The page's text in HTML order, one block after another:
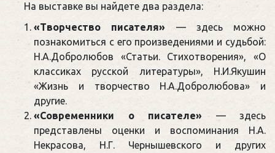
На выставке вы найдете два раздела:
«Творчество писателя» — здесь можно
познакомиться с его произведениями и судьбой:
Н.А.Добролюбов «Статьи. Стихотворения», «О
классиках русской литературы», Н.И.Якушин
«Жизнь и творчество Н.А.Добролюбова» и
другие.
«Современники о писателе» — здесь
представлены оценки и воспоминания Н.А.
Некрасова, Н.Г. Чернышевского и других